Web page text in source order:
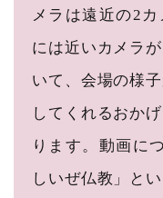
メラは遠近の2
には近いカメラ
いて、会場の様
してくれるおか
ります。動画に
しいぜ仏教」と